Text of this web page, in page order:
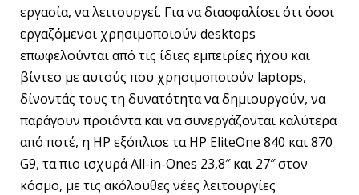
εργασία, να λειτουργεί. Για να διασφαλίσει ότι όσοι
εργαζόμενοι χρησιμοποιούν desktops
επωφελούνται από τις ίδιες εμπειρίες ήχου και
βίντεο με αυτούς που χρησιμοποιούν laptops,
δίνοντάς τους τη δυνατότητα να δημιουργούν, να
παράγουν προϊόντα και να συνεργάζονται καλύτερα
από ποτέ, η HP εξόπλισε τα HP EliteOne 840 και 870
G9, τα πιο ισχυρά All-in-Ones 23,8″ και 27″ στον
κόσμο, με τις ακόλουθες νέες λειτουργίες